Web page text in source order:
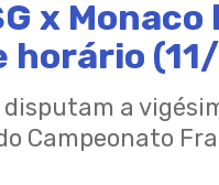
x Monaco
horário
disputam a
Campeonato